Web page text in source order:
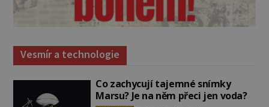
Vesmír a technologie
Co zachycují tajemné snímky
Marsu? Je na něm přeci jen voda?